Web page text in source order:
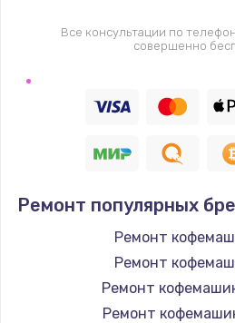
Все консультации по
совершенно
Ремонт популярных
Ремонт
Ремонт
Ремонт
Ремонт